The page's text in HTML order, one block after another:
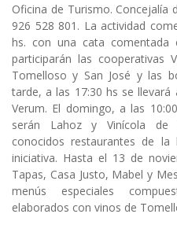
Oficina de Turismo. Concejalía
926 528 801. La actividad
hs. con una cata
participarán las cooperativas
Tomelloso y San José y las
tarde, a las 17:30 hs se
Verum. El domingo, a las
serán Lahoz y Vinícola de
conocidos restaurantes de
iniciativa. Hasta el 13 de
Tapas, Casa Justo, Mabel y
menús especiales
elaborados con vinos de